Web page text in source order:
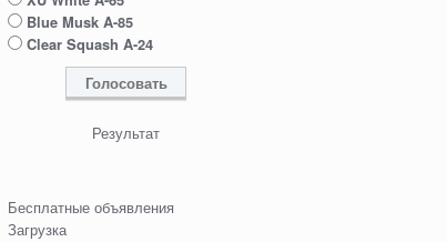
Blue Musk A-85
Clear Squash A-24
Результат
Бесплатные объявления
Загрузка